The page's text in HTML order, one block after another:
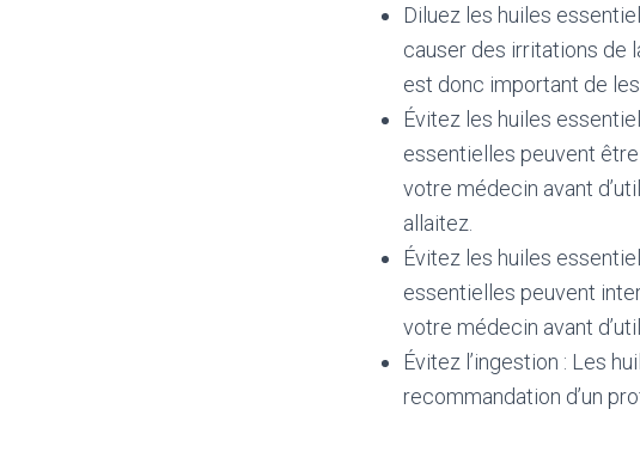
Diluez les huiles
causer des irritations de
est donc important de
Évitez les huiles
essentielles peuvent
votre médecin avant
allaitez.
Évitez les huiles
essentielles peuvent
votre médecin avant
Évitez l’ingestion : Les
recommandation d’un